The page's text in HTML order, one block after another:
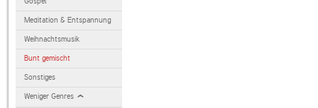
Meditation & Entspannung
Weihnachtsmusik
Bunt gemischt
Sonstiges
Weniger Genres